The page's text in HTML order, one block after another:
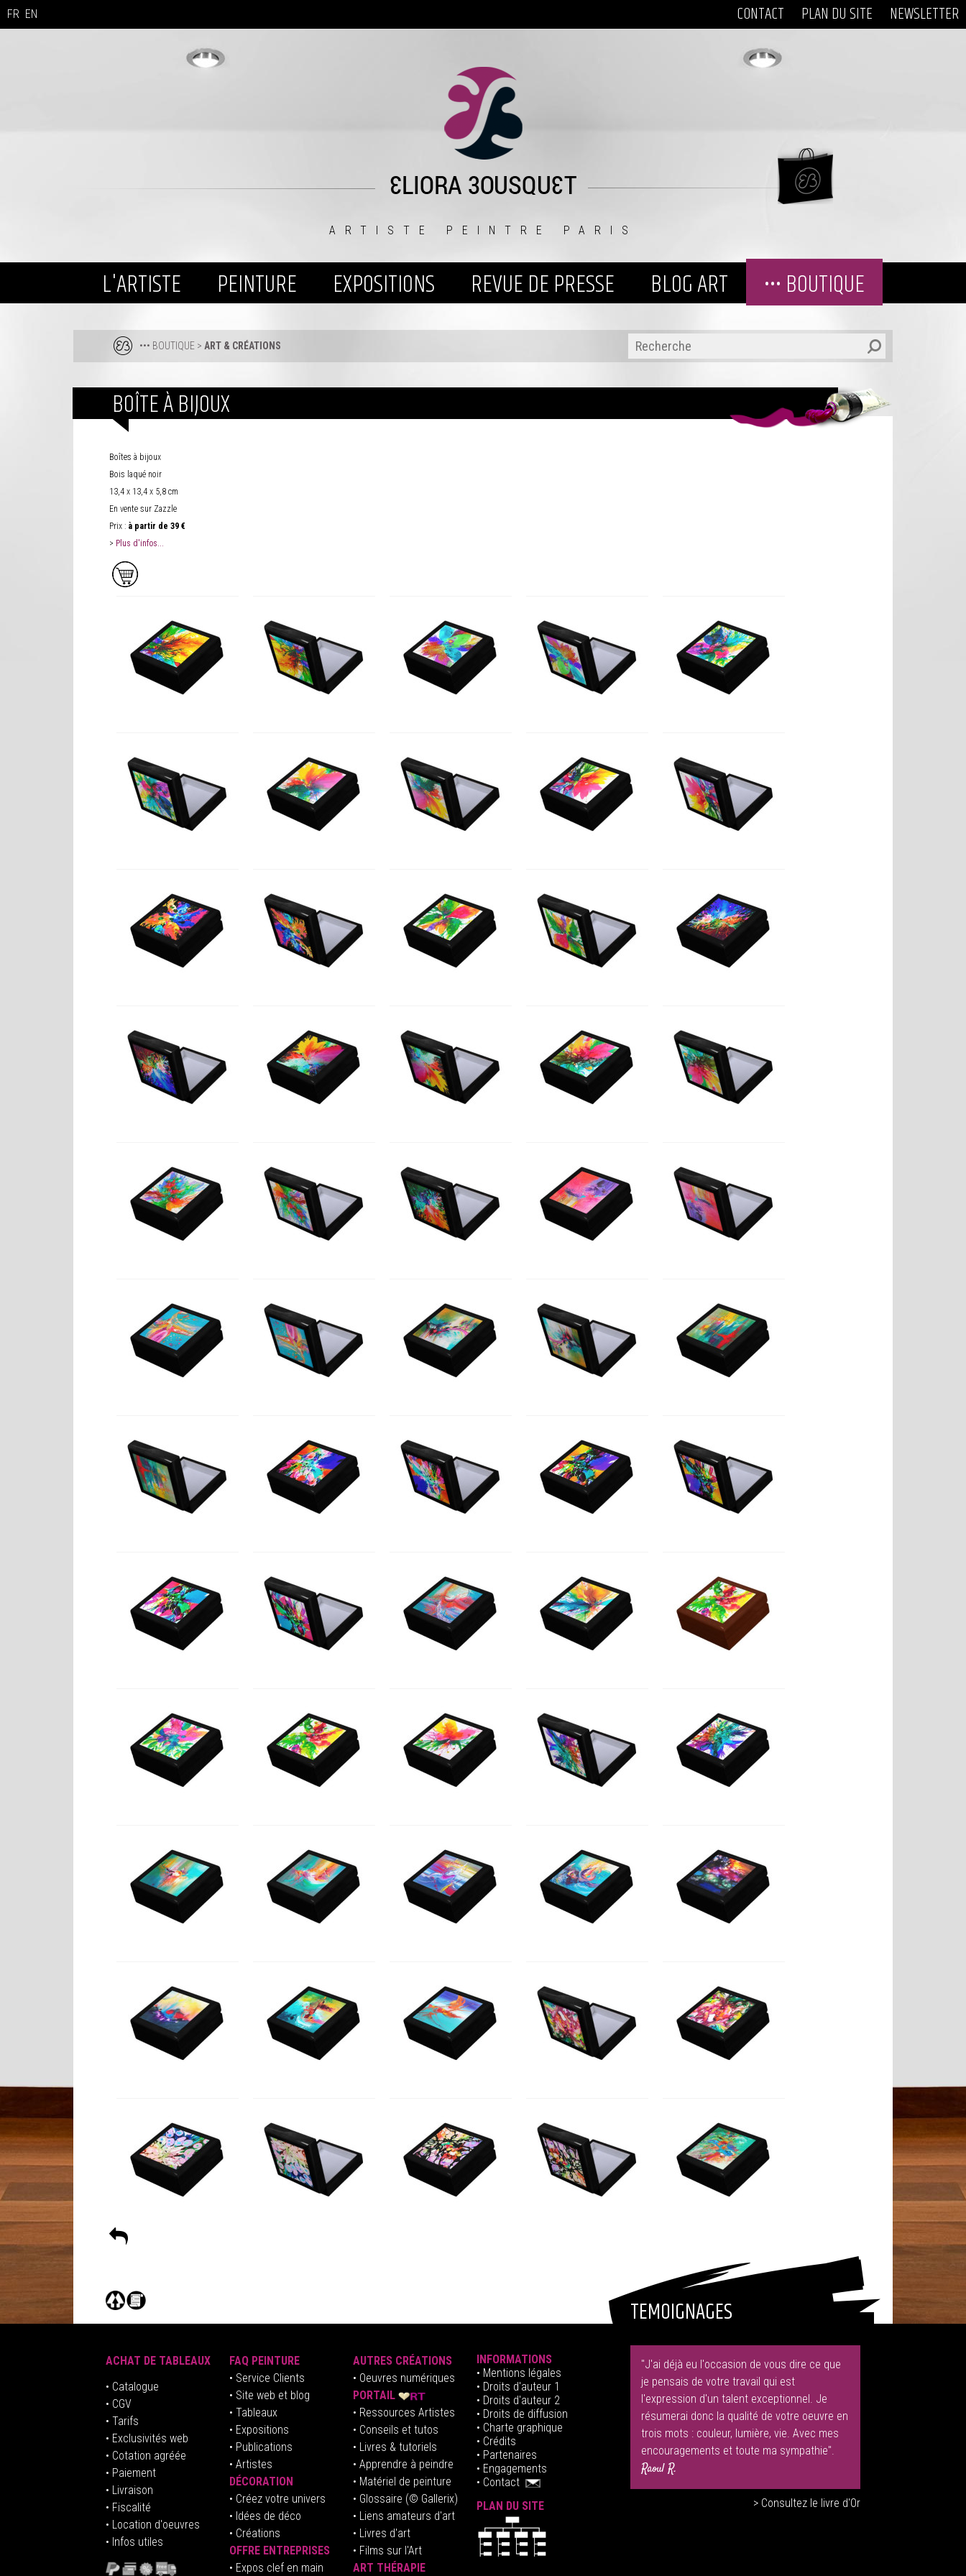
CONTACT PLAN DU SITE NEWSLETTER
FR EN
ARTISTE PEINTRE PARIS
L'ARTISTE PEINTURE EXPOSITIONS REVUE DE PRESSE BLOG ART ••• BOUTIQUE
••• BOUTIQUE > ART & CRÉATIONS
BOÎTE À BIJOUX
Boîtes à bijoux
Bois laqué noir
13,4 x 13,4 x 5,8 cm
En vente sur Zazzle
Prix : à partir de 39 €
> Plus d'infos...
TEMOIGNAGES
ACHAT DE TABLEAUX
• Catalogue
• CGV
• Tarifs
• Exclusivités web
• Cotation agréée
• Paiement
• Livraison
• Fiscalité
• Location d'oeuvres
• Infos utiles
FAQ PEINTURE
• Service Clients
• Site web et blog
• Tableaux
• Expositions
• Publications
• Artistes
DÉCORATION
• Créez votre univers
• Idées de déco
• Créations
OFFRE ENTREPRISES
• Expos clef en main
AUTRES CRÉATIONS
• Oeuvres numériques
PORTAIL
• Ressources Artistes
• Conseils et tutos
• Livres & tutoriels
• Apprendre à peindre
• Matériel de peinture
• Glossaire (© Gallerix)
• Liens amateurs d'art
• Livres d'art
• Films sur l'Art
ART THÉRAPIE
INFORMATIONS
• Mentions légales
• Droits d'auteur 1
• Droits d'auteur 2
• Droits de diffusion
• Charte graphique
• Crédits
• Partenaires
• Engagements
• Contact
PLAN DU SITE
"J'ai déjà eu l'occasion de vous dire ce que
je pensais de votre travail qui est
l'expression d'un talent exceptionnel. Je
résumerai donc la qualité de votre oeuvre en
trois mots : couleur, lumière, vie. Avec mes
encouragements et toute ma sympathie".
Raoul R.
> Consultez le livre d'Or